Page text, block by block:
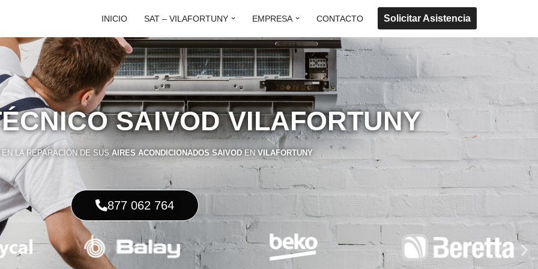
INICIO SAT – VILAFORTUNY EMPRESA CONTACTO Solicitar Asistencia
SAIVOD VILAFORTUNY
LA REPARACIÓN DE SUS AIRES ACONDICIONADOS SAIVOD EN VILAFORTUNY
877 062 764